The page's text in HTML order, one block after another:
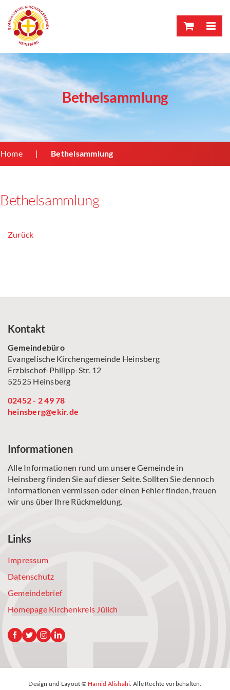
content
Bethelsammlung
Home Bethelsammlung
Bethelsammlung
Zurück
Kontakt
Gemeindebüro
Evangelische Kirchengemeinde Heinsberg
Erzbischof-Philipp-Str. 12
52525 Heinsberg
02452 - 2 49 78
heinsberg@ekir.de
Informationen
Alle Informationen rund um unsere Gemeinde in
Heinsberg finden Sie auf dieser Seite. Sollten Sie dennoch
Informationen vermissen oder einen Fehler finden, freuen
wir uns über Ihre Rückmeldung.
Links
Impressum
Datenschutz
Gemeindebrief
Homepage Kirchenkreis Jülich
Design und Layout © Hamid Alishahi. Alle Rechte vorbehalten.